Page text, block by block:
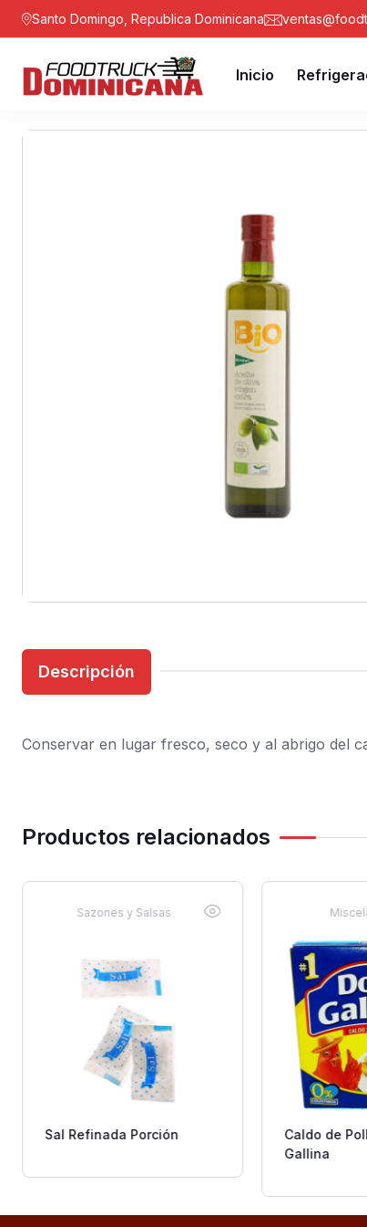
Santo Domingo, Republica Dominicana
Inicio
Descripción
Conservar en lugar fresco, seco y al abrigo del
Productos relacionados
Sazones y Salsas
Sal Refinada Porción
Caldo de
Gallina